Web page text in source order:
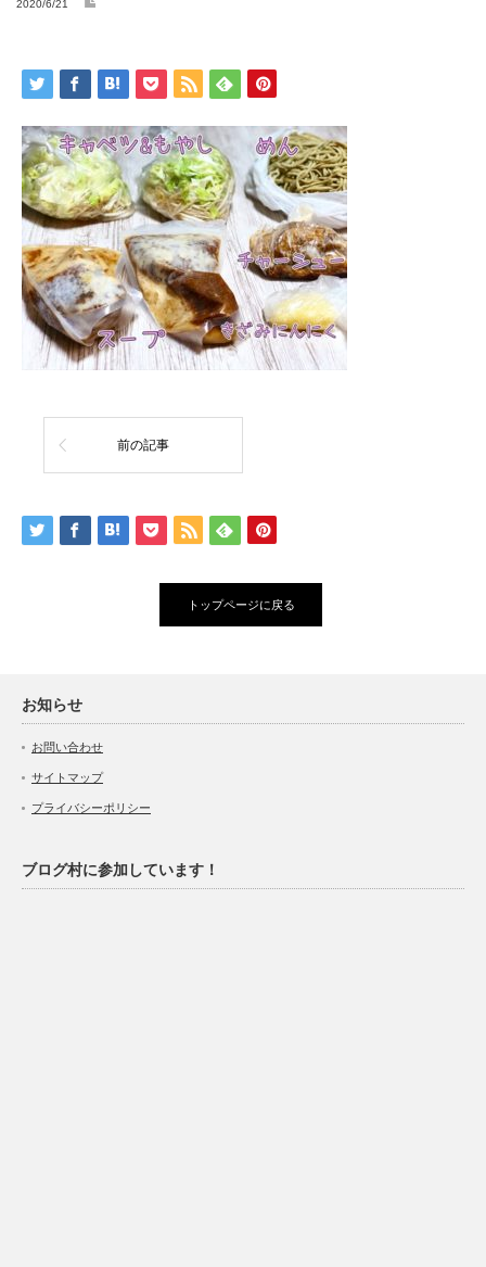
2020/6/21
前の記事
トップページに戻る
お知らせ
お問い合わせ
サイトマップ
プライバシーポリシー
ブログ村に参加しています！